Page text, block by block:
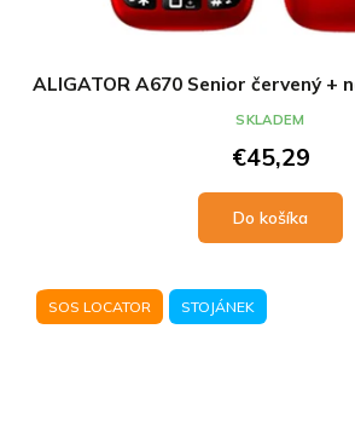
ALIGATOR A670 Senior červený +
€45,29
Do košíka
SKLADEM
SOS LOCATOR STOJÁNEK